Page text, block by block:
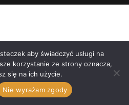
aby świadczyć usługi na
korzystanie ze strony oznacza,
się na ich użycie.
Nie wyrażam zgody